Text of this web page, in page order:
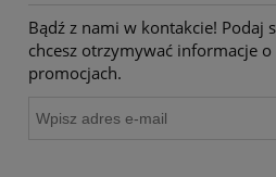
Bądź z nami w kontakcie! Podaj
chcesz otrzymywać informacje
promocjach.